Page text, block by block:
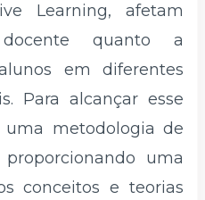
Learning, afetam
quanto a
em diferentes
Para alcançar esse
metodologia de
uma
conceitos e teorias